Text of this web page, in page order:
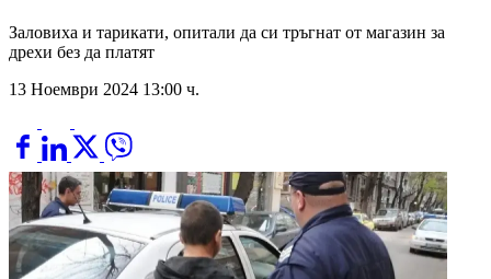
Заловиха и тарикати, опитали да си тръгнат от магазин за
дрехи без да платят
13 Ноември 2024 13:00 ч.